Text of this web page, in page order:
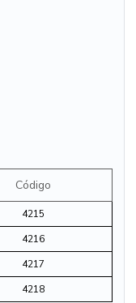
Código
4215
4216
4217
4218